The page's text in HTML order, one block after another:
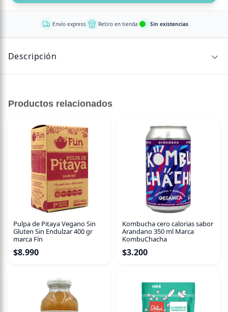
Envío express Retiro en tienda Sin existencias
Descripción
Bizcocho de Vainilla, con crema de chocolate Blanco y Gel
de Mango con Maracuyá
Un sabor que te encantará, ideal para la hora del té, o
como postre.
Productos relacionados
Pulpa de Pitaya Vegano Sin
Gluten Sin Endulzar 400 gr
marca Fín
$8.990
Kombucha cero calorias sabor
Arandano 350 ml Marca
KombuChacha
$3.200